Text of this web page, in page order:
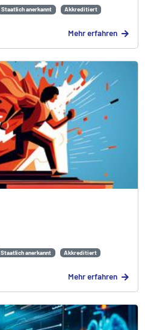
Staatlich anerkannt Akkreditiert
Mehr erfahren
Staatlich anerkannt Akkreditiert
Mehr erfahren